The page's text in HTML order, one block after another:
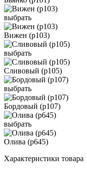
выбрать
Вижен (р103)
выбрать
Сливовый (р105)
выбрать
Бордовый (р107)
выбрать
Олива (р645)
Характеристики товара